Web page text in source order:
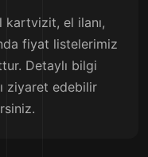
kartvizit, el ilanı,
fiyat listelerimiz
Detaylı bilgi
ziyaret edebilir